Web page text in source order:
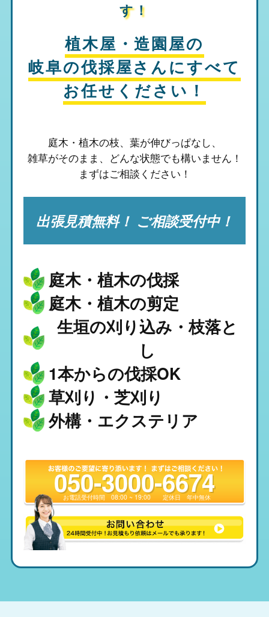
す！
植木屋・造園屋の
岐阜の伐採屋さんにすべて
お任せください！
庭木・植木の枝、葉が伸びっぱなし、
雑草がそのまま、 どんな状態でも構いません！
まずはご相談ください！
出張見積無料！ ご相談受付中！
庭木・植木の伐採
1本からの伐採OK
庭木・植木の剪定
草刈り・芝刈り
生垣の刈り込み・枝落と
し
外構・エクステリア
050-3000-6674
お電話受付時間08:00 ~ 19:00 定休日年中無休